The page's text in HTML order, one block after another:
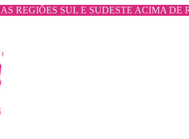
REGIÕES SUL E SUDESTE ACIMA DE